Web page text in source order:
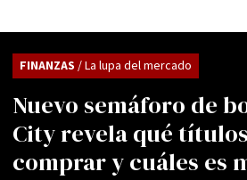
Nuevo semáforo de
City revela qué
comprar y cuáles es
FINANZAS / La lupa del mercado